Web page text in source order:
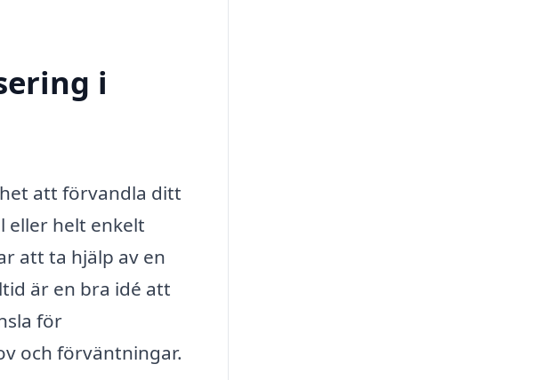
i
att förvandla ditt
eller helt enkelt
att ta hjälp av en
är en bra idé att
för
och förväntningar.